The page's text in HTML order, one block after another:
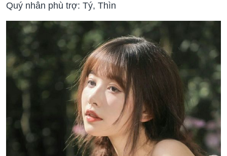
Quý nhân phù trợ: Tý, Thìn